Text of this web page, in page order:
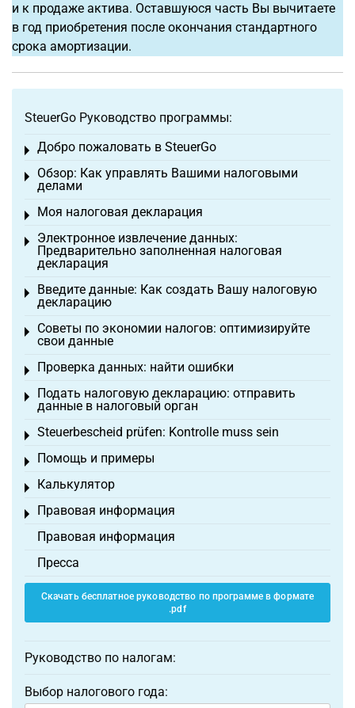
и к продаже актива. Оставшуюся часть Вы вычитаете
в год приобретения после окончания стандартного
срока амортизации.
SteuerGo Руководство программы:
Добро пожаловать в SteuerGo
Toggle menu
Обзор: Как управлять Вашими налоговыми
делами
Toggle menu
Моя налоговая декларация
Toggle menu
Электронное извлечение данных:
Предварительно заполненная налоговая
декларация
Toggle menu
Введите данные: Как создать Вашу налоговую
декларацию
Toggle menu
Советы по экономии налогов: оптимизируйте
свои данные
Toggle menu
Проверка данных: найти ошибки
Toggle menu
Подать налоговую декларацию: отправить
данные в налоговый орган
Toggle menu
Steuerbescheid prüfen: Kontrolle muss sein
Toggle menu
Помощь и примеры
Toggle menu
Калькулятор
Toggle menu
Правовая информация
Toggle menu
Правовая информация
Пресса
Скачать бесплатное руководство по программе в формате
.pdf
Руководство по налогам:
Выбор налогового года: